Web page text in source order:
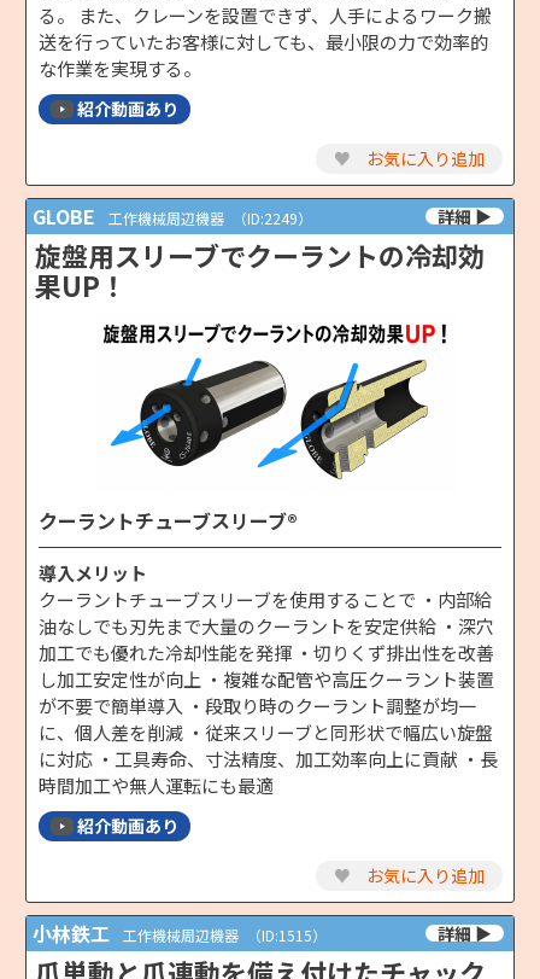
る。 また、クレーンを設置できず、人手によるワーク搬
送を行っていたお客様に対しても、最小限の力で効率的
な作業を実現する。
紹介動画あり
♥ お気に入り追加
GLOBE 工作機械周辺機器 （ID:2249）
旋盤用スリーブでクーラントの冷却効
果UP！
クーラントチューブスリーブ®
導入メリット
クーラントチューブスリーブを使用することで ・内部給
油なしでも刃先まで大量のクーラントを安定供給 ・深穴
加工でも優れた冷却性能を発揮 ・切りくず排出性を改善
し加工安定性が向上 ・複雑な配管や高圧クーラント装置
が不要で簡単導入 ・段取り時のクーラント調整が均一
に、個人差を削減 ・従来スリーブと同形状で幅広い旋盤
に対応 ・工具寿命、寸法精度、加工効率向上に貢献 ・長
時間加工や無人運転にも最適
紹介動画あり
♥ お気に入り追加
小林鉄工 工作機械周辺機器 （ID:1515）